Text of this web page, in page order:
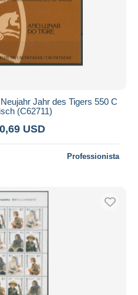
Jahr des Tigers 550 C
(C62711)
USD
Professionista